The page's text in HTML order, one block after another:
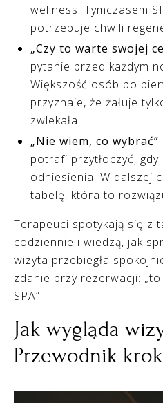
wellness. Tymczasem
potrzebuje chwili
„Czy to warte swojej
pytanie przed każdym
Większość osób po
przyznaje, że żałuje
zwlekała.
„Nie wiem, co wybrać”
potrafi przytłoczyć,
odniesienia. W dalszej
tabelę, która to
Terapeuci spotykają się z
codziennie i wiedzą, jak
wizyta przebiegła
zdanie przy rezerwacji:
SPA”.
Jak wygląda
Przewodnik